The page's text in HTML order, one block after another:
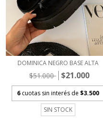
DOMINICA NEGRO BASE ALTA
$51.000 $21.000
6 cuotas sin interés de$3.500
SIN STOCK